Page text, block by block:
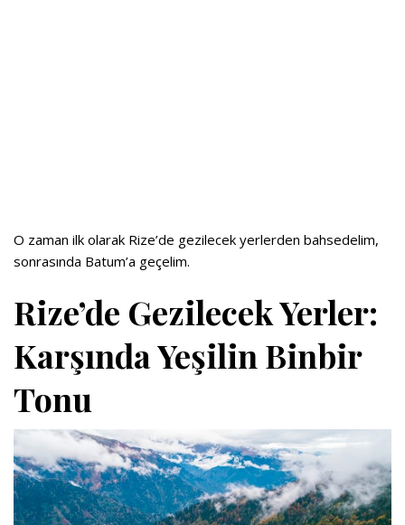
O zaman ilk olarak Rize’de gezilecek yerlerden bahsedelim,
sonrasında Batum’a geçelim.
Rize’de Gezilecek Yerler:
Karşında Yeşilin Binbir
Tonu